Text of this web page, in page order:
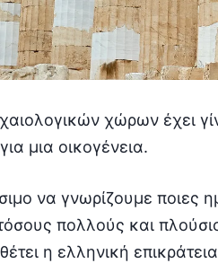
χώρων έχει
μια οικογένεια.
να γνωρίζουμε ποιες
πολλούς και
η ελληνική